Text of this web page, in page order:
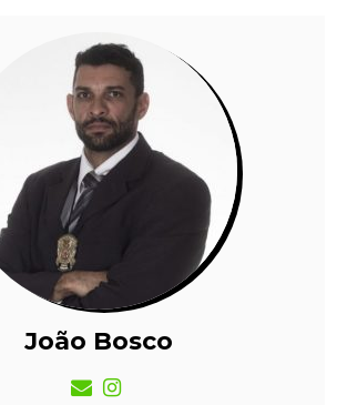
João Bosco